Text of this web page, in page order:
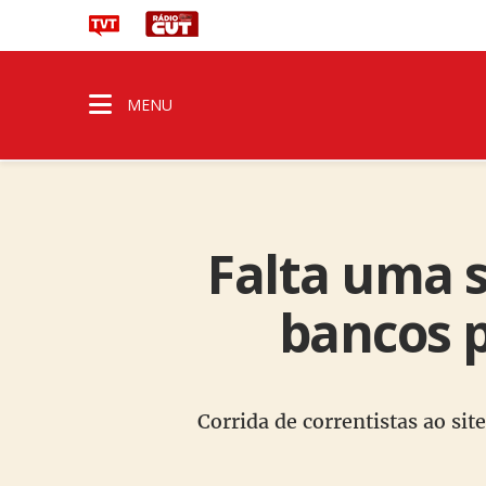
MENU
Falta uma
bancos
Corrida de correntistas ao